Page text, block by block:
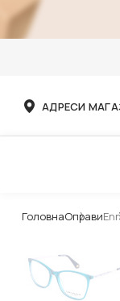
АДРЕСИ
ГоловнаОправи